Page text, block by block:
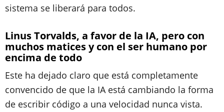
sistema se liberará para todos.
Linus Torvalds, a favor de la IA, pero con
muchos matices y con el ser humano por
encima de todo
Este ha dejado claro que está completamente
convencido de que la IA está cambiando la forma
de escribir código a una velocidad nunca vista.